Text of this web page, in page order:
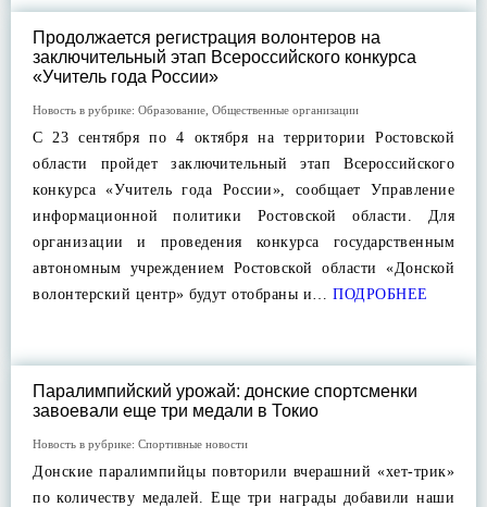
Продолжается регистрация волонтеров на
заключительный этап Всероссийского конкурса
«Учитель года России»
Новость в рубрике: Образование Общественные организации
С 23 сентября по 4 октября на территории Ростовской
области пройдет заключительный этап Всероссийского
конкурса «Учитель года России», сообщает Управление
информационной политики Ростовской области. Для
организации и проведения конкурса государственным
автономным учреждением Ростовской области «Донской
волонтерский центр» будут отобраны и… ПОДРОБНЕЕ
Паралимпийский урожай: донские спортсменки
завоевали еще три медали в Токио
Новость в рубрике: Спортивные новости
Донские паралимпийцы повторили вчерашний «хет-трик»
по количеству медалей. Еще три награды добавили наши